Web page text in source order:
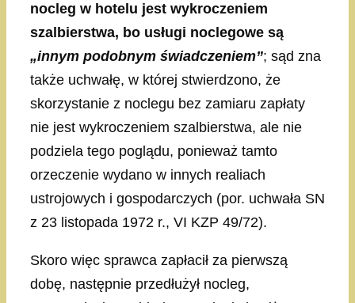
nocleg w hotelu jest wykroczeniem
szalbierstwa, bo usługi noclegowe są
„innym podobnym świadczeniem”; sąd zna
także uchwałę, w której stwierdzono, że
skorzystanie z noclegu bez zamiaru zapłaty
nie jest wykroczeniem szalbierstwa, ale nie
podziela tego poglądu, ponieważ tamto
orzeczenie wydano w innych realiach
ustrojowych i gospodarczych (por. uchwała SN
z 23 listopada 1972 r., VI KZP 49/72).
Skoro więc sprawca zapłacił za pierwszą
dobę, następnie przedłużył nocleg,